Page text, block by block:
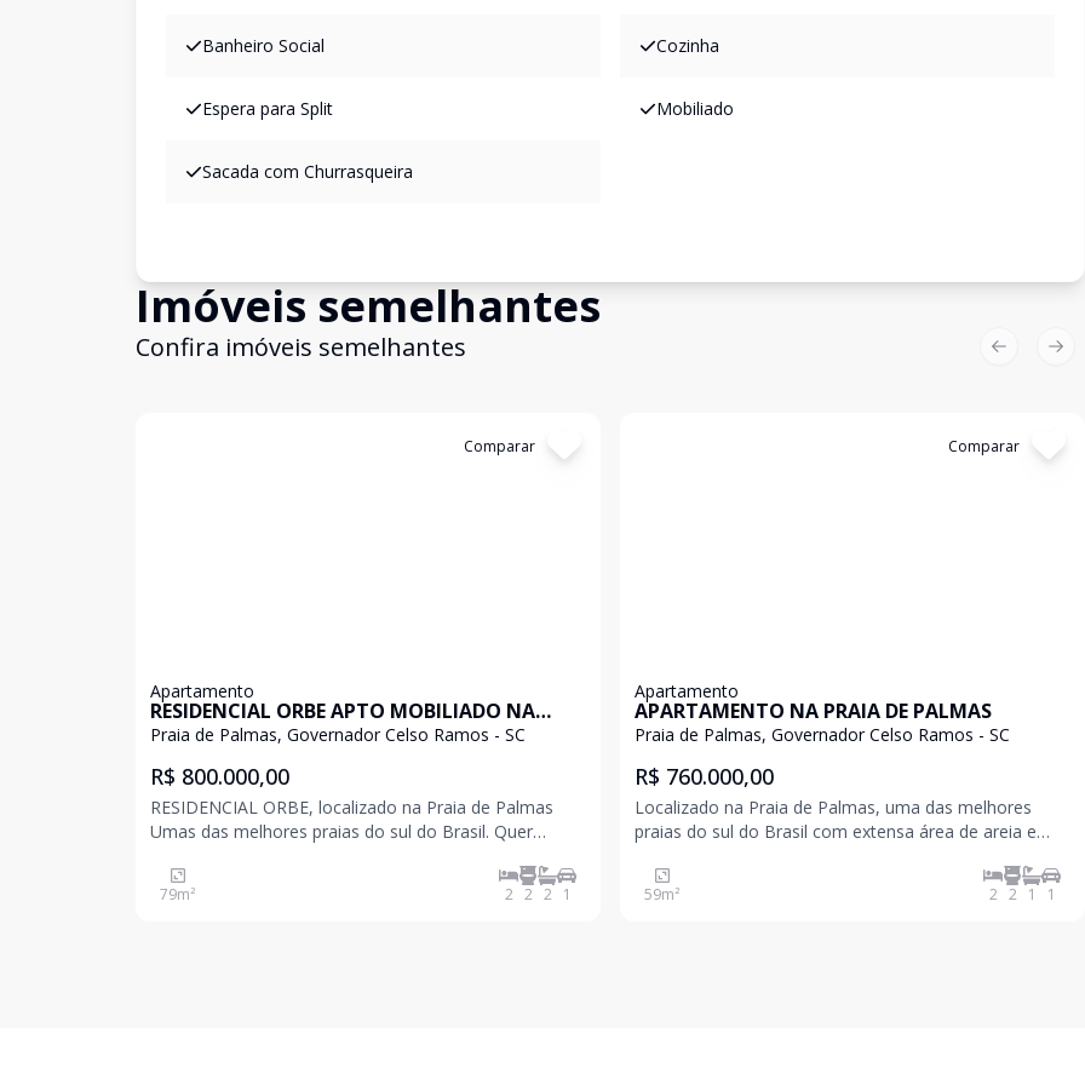
Banheiro Social Cozinha
Espera para Split Mobiliado
Sacada com Churrasqueira
Imóveis semelhantes
Confira imóveis semelhantes
Comparar
Apartamento
RESIDENCIAL ORBE APTO MOBILIADO NA
PRAIA DE PALMAS
Praia de Palmas, Governador Celso Ramos - SC
R$ 800.000,00
RESIDENCIAL ORBE, localizado na Praia de Palmas
Umas das melhores praias do sul do Brasil. Quer
Extensa praia de areia cercada por colinas
exuberantes, com águas cristalinas para nadar e surfar.
79m² 2 2 2 1
Comparar
Apartamento
APARTAMENTO NA PRAIA DE PALMAS
Praia de Palmas, Governador Celso Ramos - SC
R$ 760.000,00
Localizado na Praia de Palmas, uma das melhores
praias do sul do Brasil com extensa área de areia e
fachada contemporânea, possuindo um bom padrão
de acabamento. O apartamento possui 59,74 metro
59m² 2 2 1 1
Previous